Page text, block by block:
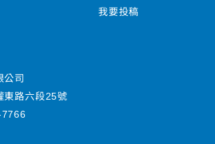
我要投稿
公司
東路六段25號